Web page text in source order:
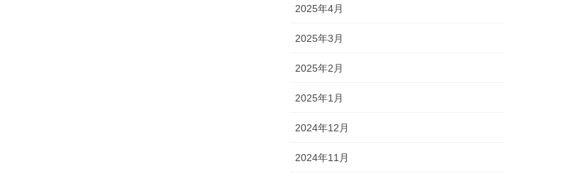
2025年4月
2025年3月
2025年2月
2025年1月
2024年12月
2024年11月